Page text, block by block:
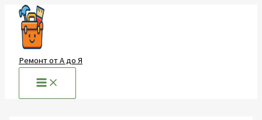
Перейти
содержимому
Ремонт от А до Я